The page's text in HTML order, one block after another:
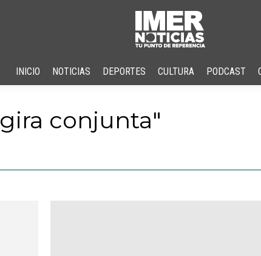
INICIO NOTICIAS DEPORTES CULTURA PODCAST
gira conjunta"